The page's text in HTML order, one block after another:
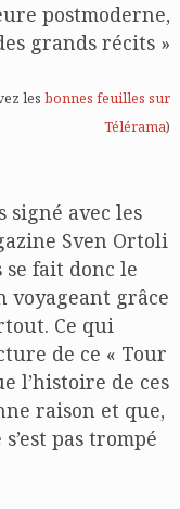
postmoderne,
grands récits »
lesbonnes feuilles sur
Télérama)
signé avec les
Sven Ortoli
fait donc le
voyageant grâce
Ce qui
de ce « Tour
l’histoire de ces
raison et que,
pas trompé